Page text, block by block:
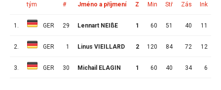
tým # Jméno a příjmení Z Min Stř Zás Ink
1. GER 29 Lennart NEIßE 1 60 51 40 11
2. GER 1 Linus VIEILLARD 2 120 84 72 12
3. GER 30 Michail ELAGIN 1 60 40 34 6